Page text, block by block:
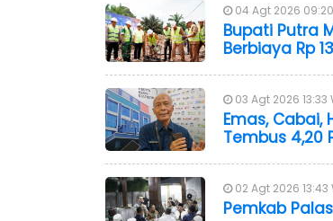
04 Agt 2026
Bupati Putra
Berbiaya Rp
03 Agt 2026 13:33
Emas,
Tembus 4,20
02 Agt 2026 13:43
Pemkab